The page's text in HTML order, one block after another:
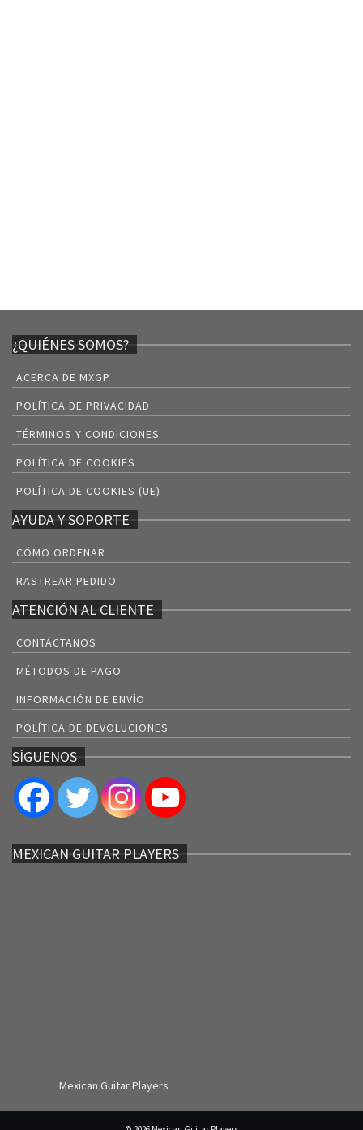
¿QUIÉNES SOMOS?
ACERCA DE MXGP
POLÍTICA DE PRIVACIDAD
TÉRMINOS Y CONDICIONES
POLÍTICA DE COOKIES
POLÍTICA DE COOKIES (UE)
AYUDA Y SOPORTE
CÓMO ORDENAR
RASTREAR PEDIDO
ATENCIÓN AL CLIENTE
CONTÁCTANOS
MÉTODOS DE PAGO
INFORMACIÓN DE ENVÍO
POLÍTICA DE DEVOLUCIONES
SÍGUENOS
MEXICAN GUITAR PLAYERS
Mexican Guitar Players